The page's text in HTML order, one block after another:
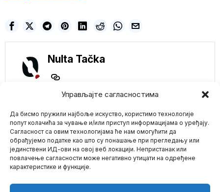
Управљајте сагласностима
Да бисмо пружили најбоље искуство, користимо технологије
попут колачића за чување и/или приступ информацијама о уређају.
Сагласност са овим технологијама ће нам омогућити да
обрађујемо податке као што су понашање при прегледању или
јединствени ИД-ови на овој веб локацији. Непристанак или
повлачење сагласности може негативно утицати на одређене
карактеристике и функције.
Nulta Tačka
Mario zna Youtube
NE PROPUSTITE
ChatGPT psihoza:
Ljudi završavaju na
psihijatriji i u zatvoru
nakon opsesije
veštačkom
inteligencijom
psihijatrijskim ustanovama